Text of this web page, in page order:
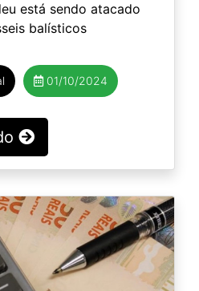
está sendo atacado
balísticos
01/10/2024